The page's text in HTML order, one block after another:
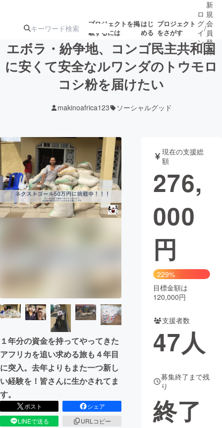
プロジェクトを掲
載するには
はじ
める
プロジェクト
をさがす
注目のリ 注目の新着プロ募集終了が近いプ
ロジェクト
テクノロジー・ガジェット
映像・映画 書籍・雑誌
ビジネス・起業 チャレンジ
CAMPFIRE Creation
コミュニティ
ロ
グ
イ
ン
/
新
規
会
員
登
録
エボラ・紛争地、コンゴ民主共和国
に安くて安全なルワンダのトウモロ
コシ粉を届けたい
makinoafrica123 ソーシャルグッド
１年分の資金を持ってやってきた
アフリカを追い求める旅も４年目
に突入。去年よりもまた一つ新し
い経験を！皆さんに生かされてま
す。
ポスト
シェア
LINEで送る
URLコピー
現在の支援総
額
276,
000
円
229%
目標金額は
120,000円
支援者数
47人
募集終了まで残
り
終了